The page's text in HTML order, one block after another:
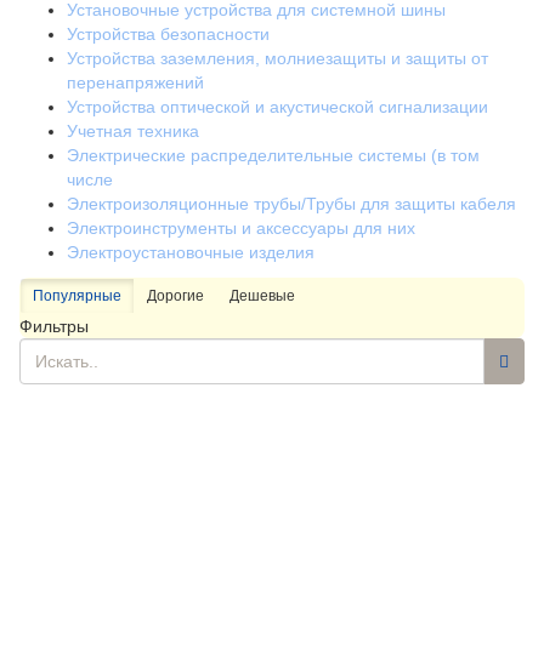
Установочные устройства для системной шины
Устройства безопасности
Устройства заземления, молниезащиты и защиты от
перенапряжений
Устройства оптической и акустической сигнализации
Учетная техника
Электрические распределительные системы (в том
числе
Электроизоляционные трубы/Трубы для защиты кабеля
Электроинструменты и аксессуары для них
Электроустановочные изделия
Популярные Дорогие Дешевые
Фильтры